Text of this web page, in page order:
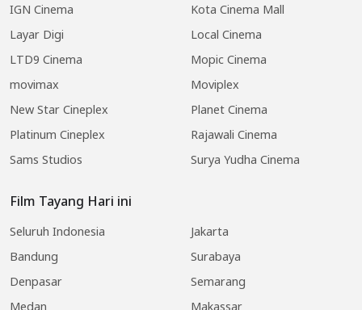
IGN Cinema
Kota Cinema Mall
Layar Digi
Local Cinema
LTD9 Cinema
Mopic Cinema
movimax
Moviplex
New Star Cineplex
Planet Cinema
Platinum Cineplex
Rajawali Cinema
Sams Studios
Surya Yudha Cinema
Film Tayang Hari ini
Seluruh Indonesia
Jakarta
Bandung
Surabaya
Denpasar
Semarang
Medan
Makassar